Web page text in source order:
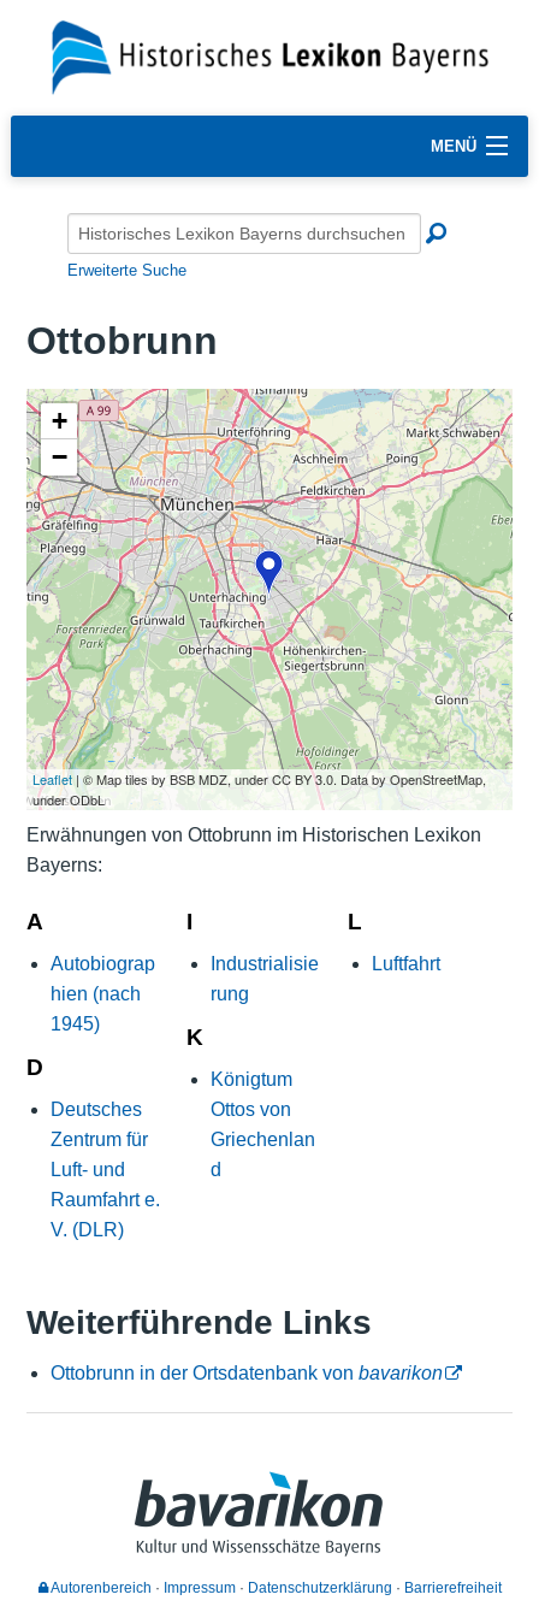
MENÜ
Erweiterte Suche
Ottobrunn
+
−
Leaflet| © Map tiles by BSB MDZ, under CC BY 3.0. Data by OpenStreetMap,
under ODbL
Erwähnungen von Ottobrunn im Historischen Lexikon
Bayerns:
A
Autobiograp
hien (nach
1945)
D
Deutsches
Zentrum für
Luft- und
Raumfahrt e.
V. (DLR)
I
Industrialisie
rung
K
Königtum
Ottos von
Griechenlan
d
L
Luftfahrt
Weiterführende Links
Ottobrunn in der Ortsdatenbank von bavarikon
Autorenbereich Impressum Datenschutzerklärung Barrierefreiheit